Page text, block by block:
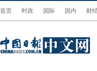
首页 时政 国际 国内 财